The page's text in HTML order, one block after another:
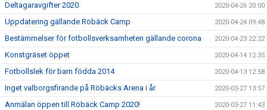
Deltagaravgifter 2020 2020-04-26 20:00
Uppdatering gällande Röbäck Camp 2020-04-24 09:48
Bestämmelser för fotbollsverksamheten gällande corona 2020-04-23 22:22
Konstgräset öppet 2020-04-14 12:35
Fotbollslek för barn födda 2014 2020-04-13 12:58
Inget valborgsfirande på Röbäcks Arena i år 2020-03-27 13:57
Anmälan öppen till Röbäck Camp 2020! 2020-03-27 11:43